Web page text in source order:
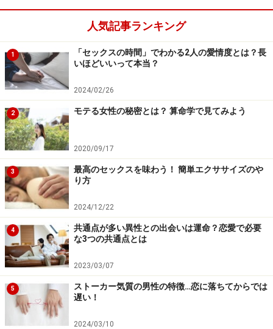
人気記事ランキング
1
「セックスの時間」でわかる2人の愛情度とは？長
いほどいいって本当？
2024/02/26
2 モテる女性の秘密とは？ 算命学で見てみよう
2020/09/17
3
最高のセックスを味わう！ 簡単エクササイズのや
り方
2024/12/22
4
共通点が多い異性との出会いは運命？恋愛で必要
な3つの共通点とは
2023/03/07
5
ストーカー気質の男性の特徴…恋に落ちてからでは
遅い！
2024/03/10